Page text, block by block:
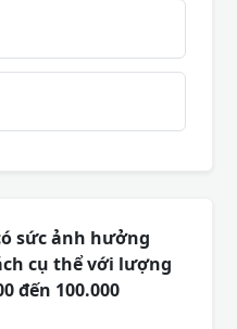
sức ảnh hưởng
cụ thể với lượng
đến 100.000